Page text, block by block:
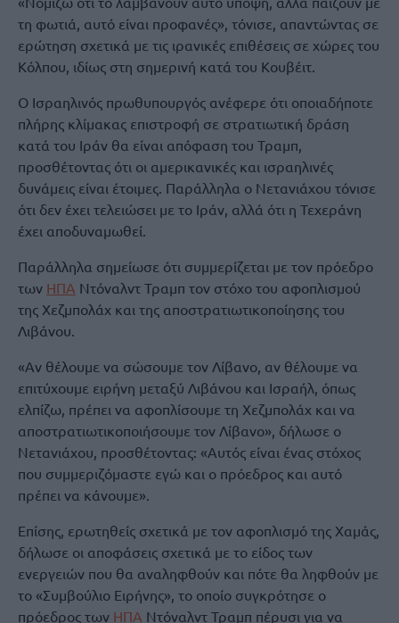
τη φωτιά, αυτό είναι προφανές», τόνισε, απαντώντας σε
ερώτηση σχετικά με τις ιρανικές επιθέσεις σε χώρες του
Κόλπου, ιδίως στη σημερινή κατά του Κουβέιτ.
Ο Ισραηλινός πρωθυπουργός ανέφερε ότι οποιαδήποτε
πλήρης κλίμακας επιστροφή σε στρατιωτική δράση
κατά του Ιράν θα είναι απόφαση του Τραμπ,
προσθέτοντας ότι οι αμερικανικές και ισραηλινές
δυνάμεις είναι έτοιμες. Παράλληλα ο Νετανιάχου τόνισε
ότι δεν έχει τελειώσει με το Ιράν, αλλά ότι η Τεχεράνη
έχει αποδυναμωθεί.
Παράλληλα σημείωσε ότι συμμερίζεται με τον πρόεδρο
των ΗΠΑ Ντόναλντ Τραμπ τον στόχο του αφοπλισμού
της Χεζμπολάχ και της αποστρατιωτικοποίησης του
Λιβάνου.
«Αν θέλουμε να σώσουμε τον Λίβανο, αν θέλουμε να
επιτύχουμε ειρήνη μεταξύ Λιβάνου και Ισραήλ, όπως
ελπίζω, πρέπει να αφοπλίσουμε τη Χεζμπολάχ και να
αποστρατιωτικοποιήσουμε τον Λίβανο», δήλωσε ο
Νετανιάχου, προσθέτοντας: «Αυτός είναι ένας στόχος
που συμμεριζόμαστε εγώ και ο πρόεδρος και αυτό
πρέπει να κάνουμε».
Επίσης, ερωτηθείς σχετικά με τον αφοπλισμό της Χαμάς,
δήλωσε οι αποφάσεις σχετικά με το είδος των
ενεργειών που θα αναληφθούν και πότε θα ληφθούν με
το «Συμβούλιο Ειρήνης», το οποίο συγκρότησε ο
πρόεδρος των ΗΠΑ Ντόναλντ Τραμπ πέρυσι για να